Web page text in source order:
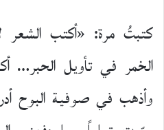
كتبتُ مرة: «أكتب الشعر
الخمر في تأويل الحبر…
وأذهب في صوفية البوح